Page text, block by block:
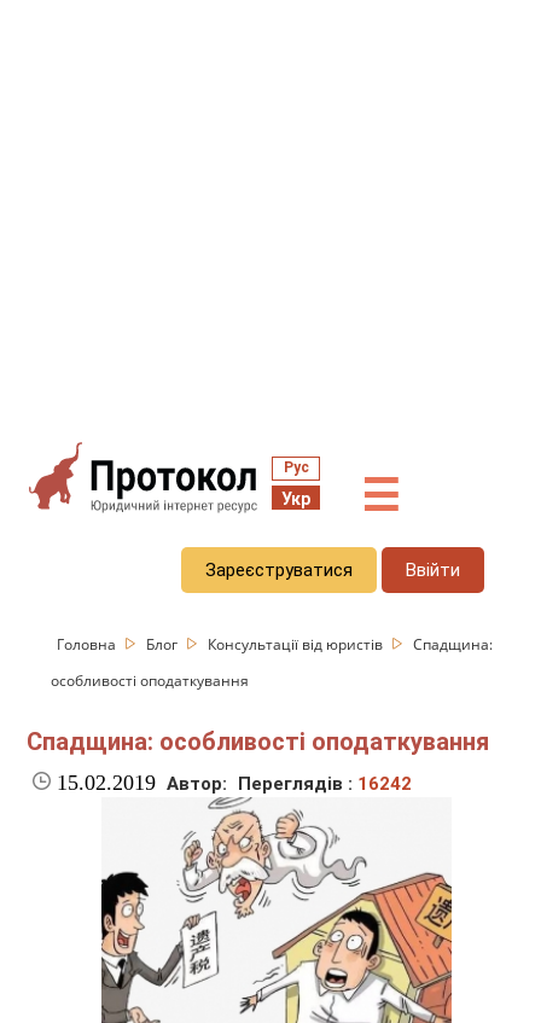
Рус
Укр ☰
Зареєструватися Ввійти
Головна Блог Консультації від юристів
Спадщина:
особливості оподаткування
Спадщина: особливості оподаткування
15.02.2019 Автор: Переглядів : 16242